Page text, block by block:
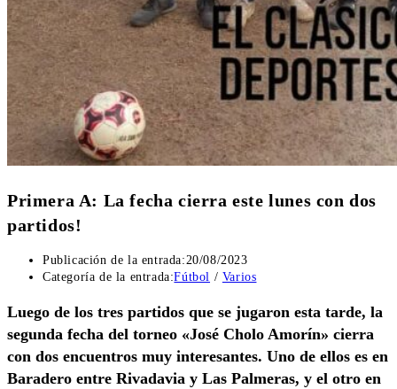
Primera A: La fecha cierra este lunes con dos
partidos!
Publicación de la entrada:20/08/2023
Categoría de la entrada:Fútbol / Varios
Luego de los tres partidos que se jugaron esta tarde, la
segunda fecha del torneo «José Cholo Amorín» cierra
con dos encuentros muy interesantes. Uno de ellos es en
Baradero entre Rivadavia y Las Palmeras, y el otro en